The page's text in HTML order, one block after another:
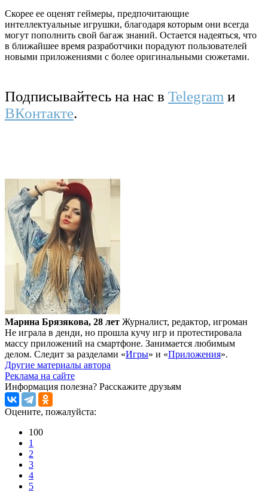
Скорее ее оценят геймеры, предпочитающие
интеллектуальные игрушки, благодаря которым они всегда
могут пополнить свой багаж знаний. Остается надеяться, что
в ближайшее время разработчики порадуют пользователей
новыми приложениями с более оригинальными сюжетами.
Подписывайтесь на нас в Telegram и
ВКонтакте.
Марина Брязякова, 28 лет Журналист, редактор, игроман
Не играла в денди, но прошла кучу игр и протестировала
массу приложений на смартфоне. Занимается любимым
делом. Следит за разделами «Игры» и «Приложения».
Другие материалы автора
Реклама на сайте
Информация полезна? Расскажите друзьям
Оцените, пожалуйста:
100
1
2
3
4
5